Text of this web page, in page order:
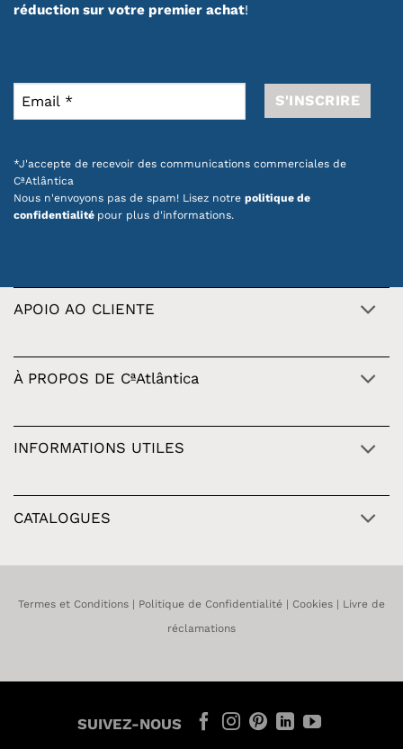
réduction sur votre premier achat!
*J'accepte de recevoir des communications commerciales de
CªAtlântica
Nous n'envoyons pas de spam! Lisez notre politique de
confidentialité pour plus d'informations.
APOIO AO CLIENTE
À PROPOS DE CªAtlântica
INFORMATIONS UTILES
CATALOGUES
Termes et Conditions | Politique de Confidentialité | Cookies | Livre de
réclamations
SUIVEZ-NOUS